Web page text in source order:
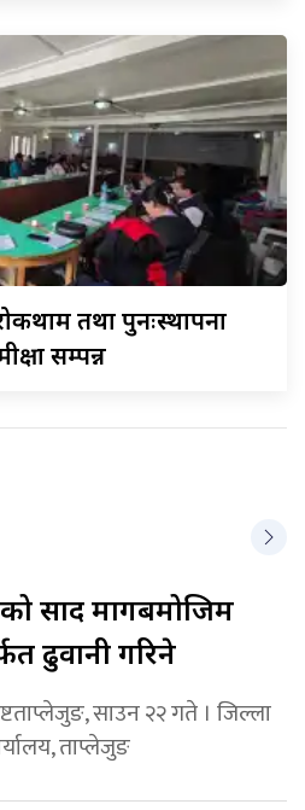
तथा पुनःस्थापना
सम्पन्न
प्रसाद मागबमोजिम
ढुवानी गरिने
साउन २२ गते । जिल्ला
ताप्लेजुङ